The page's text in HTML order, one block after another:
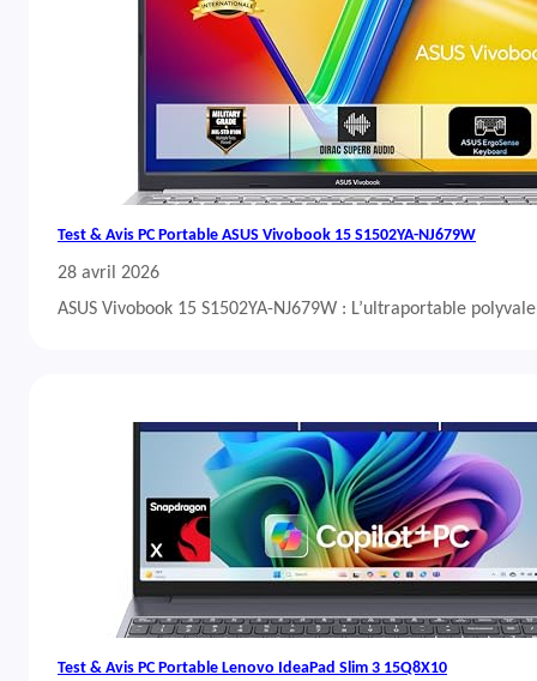
Test & Avis PC Portable ASUS Vivobook 15 S1502YA-NJ679W
28 avril 2026
ASUS Vivobook 15 S1502YA-NJ679W : L’ultraportable
Test & Avis PC Portable Lenovo IdeaPad Slim 3 15Q8X10